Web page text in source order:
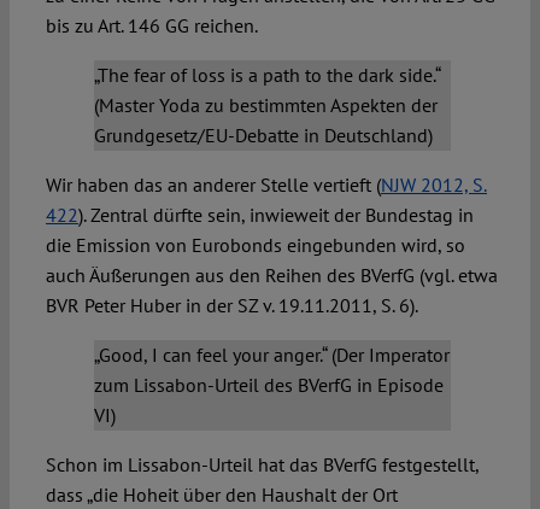
bis zu Art. 146 GG reichen.
„The fear of loss is a path to the dark side.“
(Master Yoda zu bestimmten Aspekten der
Grundgesetz/EU-Debatte in Deutschland)
Wir haben das an anderer Stelle vertieft (NJW 2012, S.
422). Zentral dürfte sein, inwieweit der Bundestag in
die Emission von Eurobonds eingebunden wird, so
auch Äußerungen aus den Reihen des BVerfG (vgl. etwa
BVR Peter Huber in der SZ v. 19.11.2011, S. 6).
„Good, I can feel your anger.“ (Der Imperator
zum Lissabon-Urteil des BVerfG in Episode
VI)
Schon im Lissabon-Urteil hat das BVerfG festgestellt,
dass „die Hoheit über den Haushalt der Ort